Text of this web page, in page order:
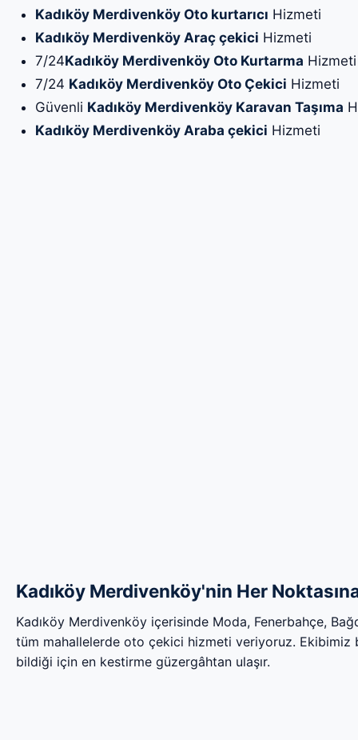
Kadıköy Merdivenköy Oto kurtarıcı Hizmeti
Kadıköy Merdivenköy Araç çekici Hizmeti
7/24Kadıköy Merdivenköy Oto Kurtarma Hizmeti
7/24 Kadıköy Merdivenköy Oto Çekici Hizmeti
Güvenli Kadıköy Merdivenköy Karavan Taşıma
Kadıköy Merdivenköy Araba çekici Hizmeti
Kadıköy Merdivenköy'nin Her Noktasına
Kadıköy Merdivenköy içerisinde Moda, Fenerbahçe,
tüm mahallelerde oto çekici hizmeti veriyoruz. Ekibimiz
bildiği için en kestirme güzergâhtan ulaşır.